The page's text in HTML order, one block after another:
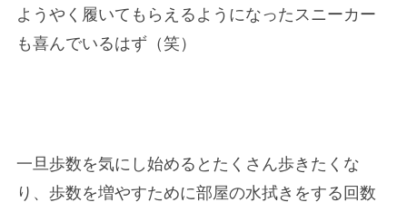
ようやく履いてもらえるようになったスニーカー
も喜んでいるはず（笑）
一旦歩数を気にし始めるとたくさん歩きたくな
り、歩数を増やすために部屋の水拭きをする回数